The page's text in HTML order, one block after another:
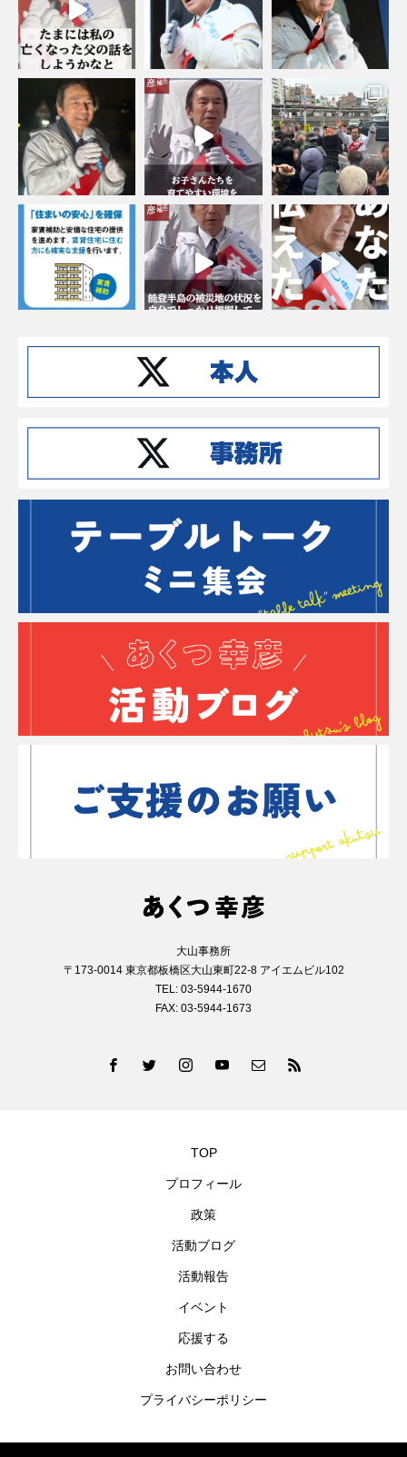
Instagramでフォローする
大山事務所
〒173-0014 東京都板橋区大山東町22-8 アイエムビル102
TEL: 03-5944-1670
FAX: 03-5944-1673
TOP
プロフィール
政策
活動ブログ
活動報告
イベント
応援する
お問い合わせ
プライバシーポリシー